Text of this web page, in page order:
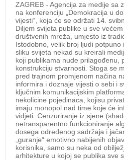
ZAGREB - Agencija za medije sa
na konferenciju „Demokracija u
vijesti“, koja će se održati 14.
Diljem svijeta publike u sve
društvenih mreža, umjesto iz
Istodobno, velik broj ljudi potpuno
sliku svijeta nekad su kreirali
koji publikama nude prilagođenu,
konstrukciju stvarnosti. Stoga se
pred trajnom promjenom načina
informira i doznaje vijesti o sebi i
ključnim komunikacijskim
nekolicine pojedinaca, kojisu
imaju monopol nad time koje će
vidjeti. Cenzuriranje iz sjene
netransparentno funkcioniranje
dosega određenog sadržaja i
„guranje“ emotivno nabijenih
korisnika, samo su neka od
arhitekture u kojoj se publika sve